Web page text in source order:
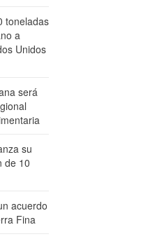
toneladas
a
Unidos
será
su
de 10
acuerdo
Fina